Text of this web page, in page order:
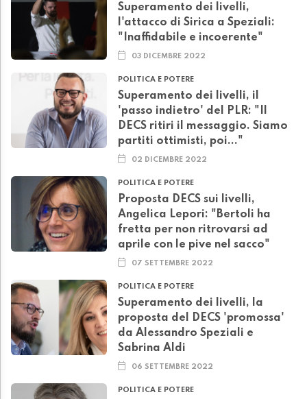
Superamento dei livelli,
l'attacco di Sirica a Speziali:
"Inaffidabile e incoerente"
03 DICEMBRE 2022
POLITICA E POTERE
Superamento dei livelli, il
'passo indietro' del PLR: "Il
DECS ritiri il messaggio. Siamo
partiti ottimisti, poi..."
02 DICEMBRE 2022
POLITICA E POTERE
Proposta DECS sui livelli,
Angelica Lepori: "Bertoli ha
fretta per non ritrovarsi ad
aprile con le pive nel sacco"
07 SETTEMBRE 2022
POLITICA E POTERE
Superamento dei livelli, la
proposta del DECS 'promossa'
da Alessandro Speziali e
Sabrina Aldi
06 SETTEMBRE 2022
POLITICA E POTERE